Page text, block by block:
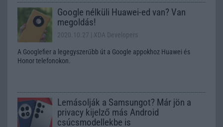
Google nélküli Huawei-ed van? Van
megoldás!
2020.10.27 | XDA Developers
A Googlefier a legegyszerűbb út a Google appokhoz Huawei és
Honor telefonokon.
Lemásolják a Samsungot? Már jön a
privacy kijelző más Android
csúcsmodellekbe is